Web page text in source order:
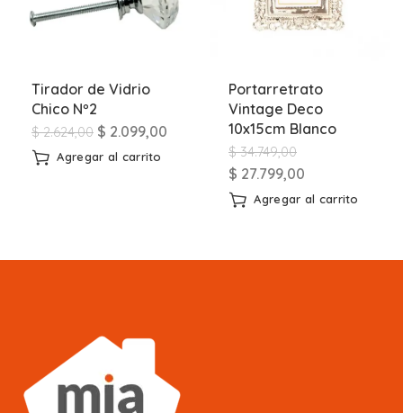
Tirador de Vidrio
Chico Nº2
$2.624,00 $ 2.099,00
Agregar al carrito
Portarretrato
Vintage Deco
10x15cm Blanco
$34.749,00
$ 27.799,00
Agregar al carrito